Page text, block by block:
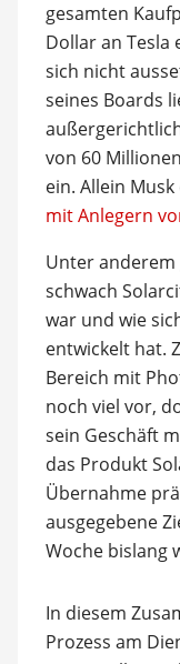
gesamten
Dollar an Tesla
sich nicht
seines Boards
von 60
ein. Allein
mit Anlegern
Unter anderem
schwach
war und wie
entwickelt hat.
Bereich mit
noch viel vor,
sein Geschäft
das Produkt
Übernahme
ausgegebene
Woche bislang
In diesem
Prozess am